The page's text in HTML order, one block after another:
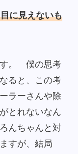
に見えないも
す。 僕の思考
ると、この考
ラーさんや除
とれないなん
んちゃんと対
すが、結局